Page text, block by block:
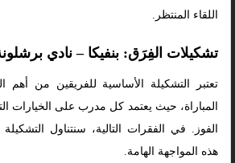
اللقاء المنتظر.
تشكيلات الفِرَق: بنفيكا – نادي
تعتبر التشكيلة الأساسية للفريقين من أهم
المباراة، حيث يعتمد كل مدرب على الخيارات
الفوز. في الفقرات التالية، سنتناول
هذه المواجهة الهامة.